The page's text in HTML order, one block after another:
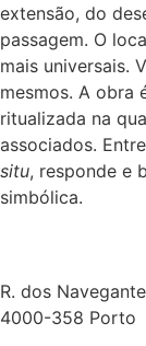
extensão, do
passagem. O
mais universais.
mesmos. A obra
ritualizada na
associados.
situ, responde e
simbólica.
R. dos
4000-358 Porto